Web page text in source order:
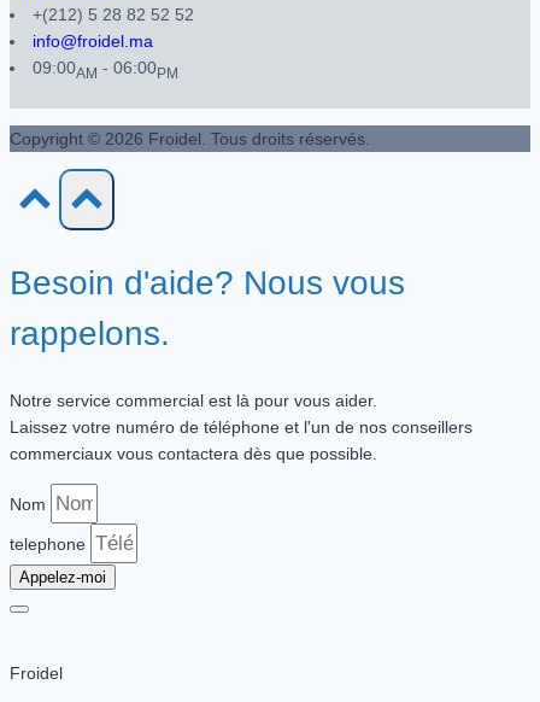
+(212) 5 28 82 52 52
info@froidel.ma
09:00AM - 06:00PM
Copyright © 2026 Froidel. Tous droits réservés.
Besoin d'aide? Nous vous
rappelons.
Notre service commercial est là pour vous aider.
Laissez votre numéro de téléphone et l'un de nos conseillers
commerciaux vous contactera dès que possible.
Nom
telephone
Appelez-moi
Froidel